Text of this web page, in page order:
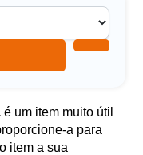
é um item muito útil
a para
item a sua